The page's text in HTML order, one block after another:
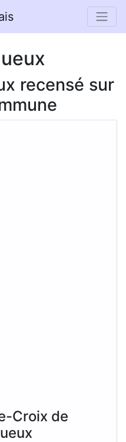
recensé sur
Croix de